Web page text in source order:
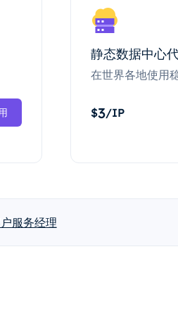
静态数据中心
在世界各地使用
$3/IP
服务经理